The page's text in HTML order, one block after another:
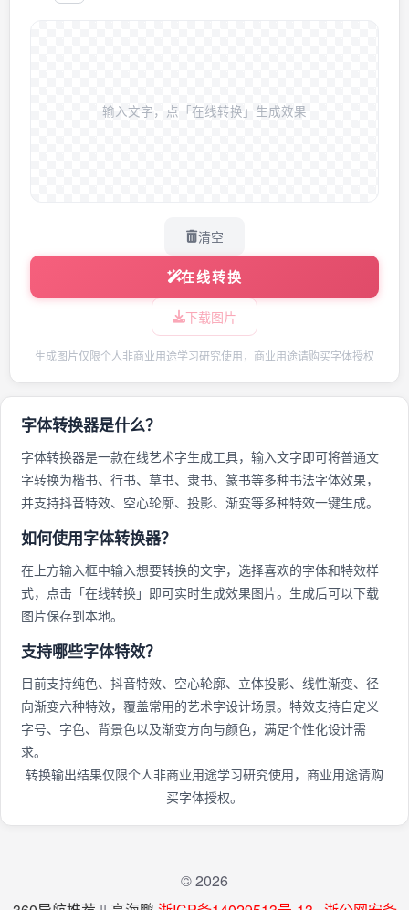
输入文字，点「在线转换」生成效果
清空
在线转换
下载图片
生成图片仅限个人非商业用途学习研究使用，商业用途请购买字体授权
字体转换器是什么？
字体转换器是一款在线艺术字生成工具，输入文字即可将普通文
字转换为楷书、行书、草书、隶书、篆书等多种书法字体效果，
并支持抖音特效、空心轮廓、投影、渐变等多种特效一键生成。
如何使用字体转换器？
在上方输入框中输入想要转换的文字，选择喜欢的字体和特效样
式，点击「在线转换」即可实时生成效果图片。生成后可以下载
图片保存到本地。
支持哪些字体特效？
目前支持纯色、抖音特效、空心轮廓、立体投影、线性渐变、径
向渐变六种特效，覆盖常用的艺术字设计场景。特效支持自定义
字号、字色、背景色以及渐变方向与颜色，满足个性化设计需
求。
转换输出结果仅限个人非商业用途学习研究使用，商业用途请购
买字体授权。
© 2026